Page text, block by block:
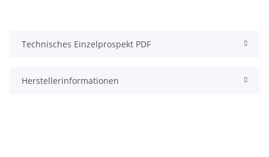
Technisches Einzelprospekt PDF
Herstellerinformationen